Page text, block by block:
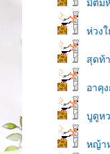
มิติม
ห่ว
สุดท้
อาคุ
บูดูห
หญ้า